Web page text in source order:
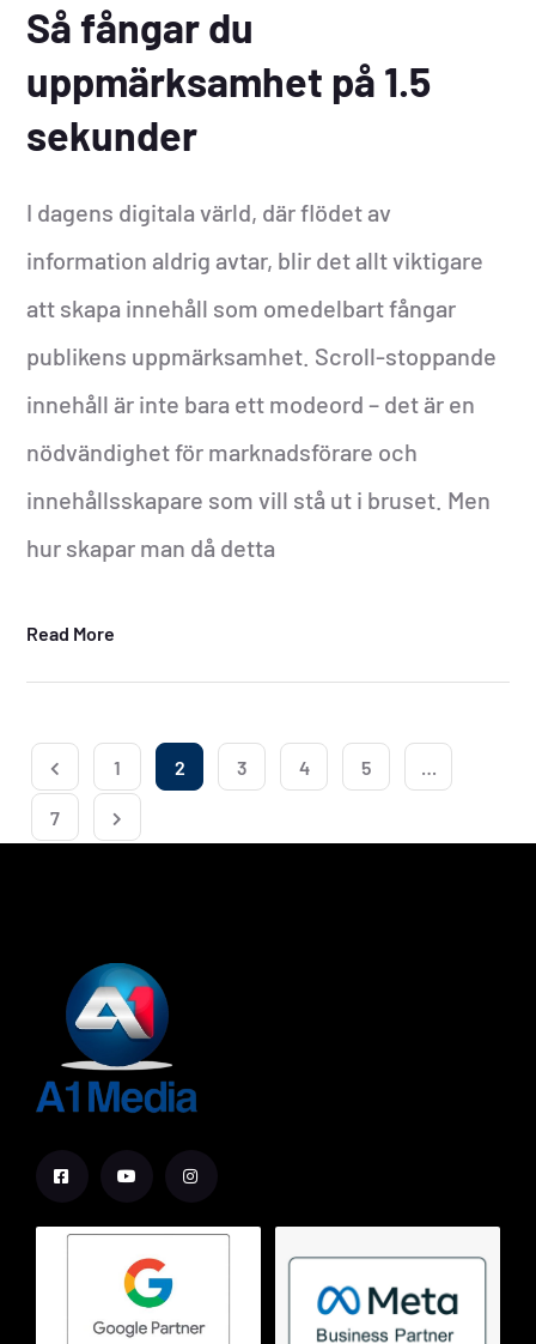
Så fångar du
uppmärksamhet på 1.5
sekunder
I dagens digitala värld, där flödet av
information aldrig avtar, blir det allt viktigare
att skapa innehåll som omedelbart fångar
publikens uppmärksamhet. Scroll-stoppande
innehåll är inte bara ett modeord – det är en
nödvändighet för marknadsförare och
innehållsskapare som vill stå ut i bruset. Men
hur skapar man då detta
Read More
1 2 3 4 5 …
7